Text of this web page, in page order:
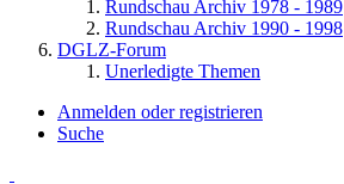
Rundschau Archiv 1978 - 1989
Rundschau Archiv 1990 - 1998
DGLZ-Forum
Unerledigte Themen
Anmelden oder registrieren
Suche